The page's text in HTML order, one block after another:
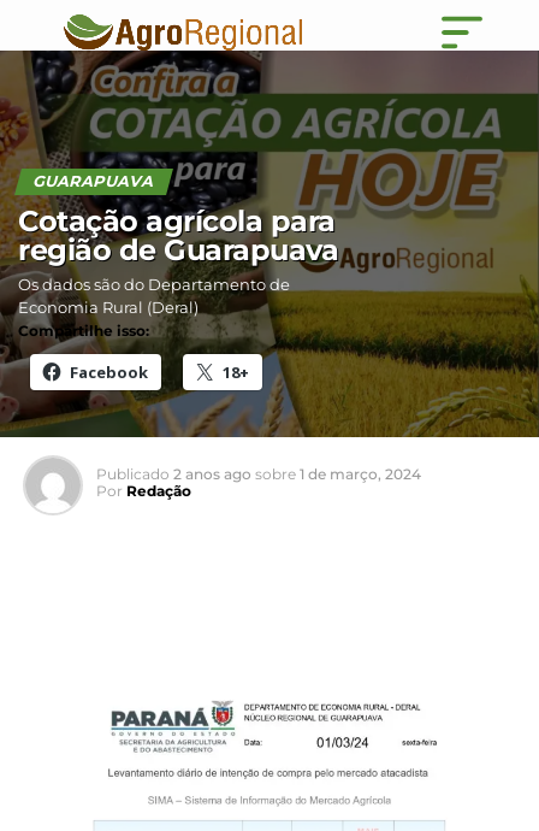
GUARAPUAVA
Cotação agrícola para
região de Guarapuava
Os dados são do Departamento de
Economia Rural (Deral)
Compartilhe isso:
Facebook 18+
Publicado 2 anos ago sobre 1 de março, 2024
Por Redação